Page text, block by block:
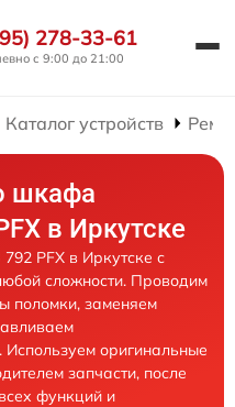
278-33-61
с 9:00 до 21:00
Каталог устройств
шкафа
в Иркутске
PFX в Иркутске с
сложности. Проводим
поломки, заменяем
Используем оригинальные
запчасти, после
функций и